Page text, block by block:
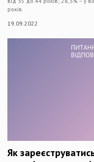
років
19.09.2022
Як